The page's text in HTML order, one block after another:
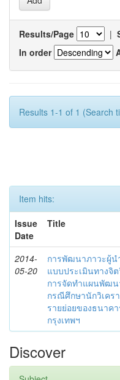
Results/Page |
In order
Results 1-1 of 1 (Search
Item hits:
Issue
Date
Title
2014-
05-20
การพัฒนาภาวะผู้น
แบบประเมินทางจิ
การจัดทำแผนพัฒน
กรณีศึกษานักวิเคร
รายย่อยของธนาค
กรุงเทพฯ
Discover